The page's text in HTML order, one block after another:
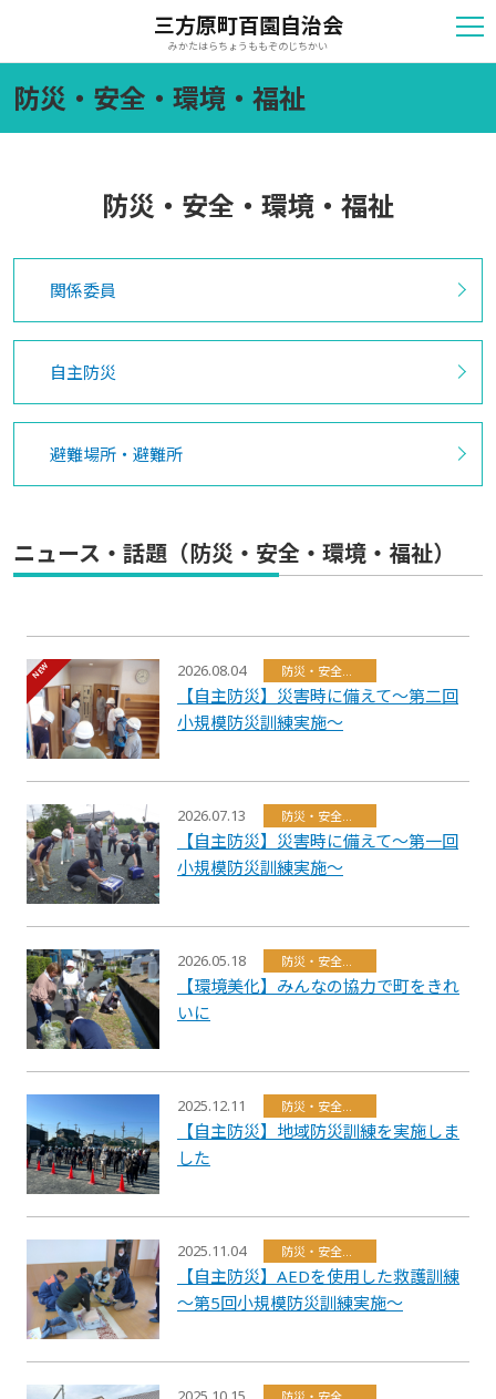
三方原町百園自治会
みかたはらちょうももぞのじちかい
防災・安全・環境・福祉
防災・安全・環境・福祉
関係委員
自主防災
避難場所・避難所
ニュース・話題（防災・安全・環境・福祉）
2026.08.04 防災・安全・環境・福祉
【自主防災】災害時に備えて～第二回
小規模防災訓練実施～
2026.07.13 防災・安全・環境・福祉
【自主防災】災害時に備えて～第一回
小規模防災訓練実施～
2026.05.18 防災・安全・環境・福祉
【環境美化】みんなの協力で町をきれ
いに
2025.12.11 防災・安全・環境・福祉
【自主防災】地域防災訓練を実施しま
した
2025.11.04 防災・安全・環境・福祉
【自主防災】AEDを使用した救護訓練
～第5回小規模防災訓練実施～